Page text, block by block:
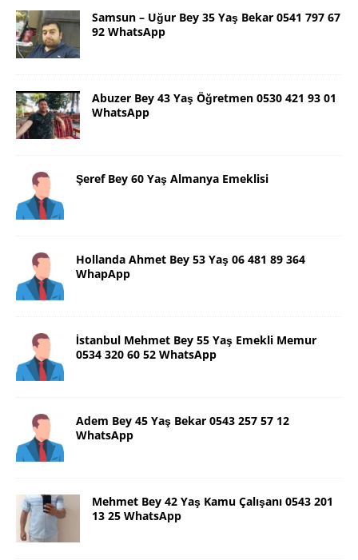
Samsun – Uğur Bey 35 Yaş Bekar 0541 797 67
92 WhatsApp
Abuzer Bey 43 Yaş Öğretmen 0530 421 93 01
WhatsApp
Şeref Bey 60 Yaş Almanya Emeklisi
Hollanda Ahmet Bey 53 Yaş 06 481 89 364
WhapApp
İstanbul Mehmet Bey 55 Yaş Emekli Memur
0534 320 60 52 WhatsApp
Adem Bey 45 Yaş Bekar 0543 257 57 12
WhatsApp
Mehmet Bey 42 Yaş Kamu Çalışanı 0543 201
13 25 WhatsApp